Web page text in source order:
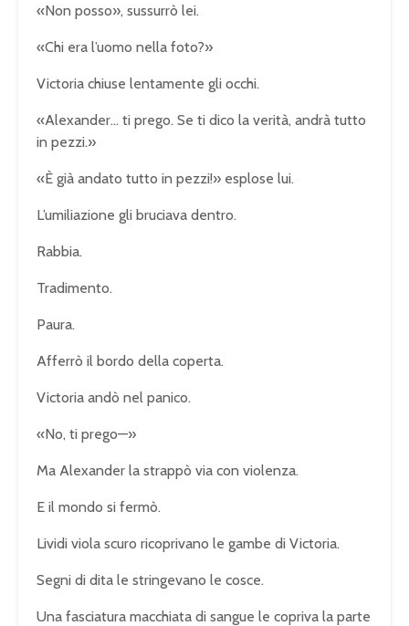
«Non posso», sussurrò lei.
«Chi era l’uomo nella foto?»
Victoria chiuse lentamente gli occhi.
«Alexander… ti prego. Se ti dico la verità, andrà tutto
in pezzi.»
«È già andato tutto in pezzi!» esplose lui.
L’umiliazione gli bruciava dentro.
Rabbia.
Tradimento.
Paura.
Afferrò il bordo della coperta.
Victoria andò nel panico.
«No, ti prego—»
Ma Alexander la strappò via con violenza.
E il mondo si fermò.
Lividi viola scuro ricoprivano le gambe di Victoria.
Segni di dita le stringevano le cosce.
Una fasciatura macchiata di sangue le copriva la parte